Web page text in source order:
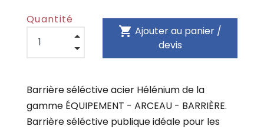
Quantité
shopping_cart Ajouter au panier /
devis
Barrière séléctive acier Hélénium de la
gamme ÉQUIPEMENT - ARCEAU - BARRIÈRE.
Barrière séléctive publique idéale pour les